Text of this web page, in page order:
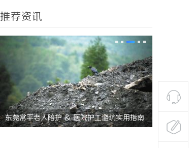
推荐资讯
东莞常平老人陪护 & 医院护工避坑实用指南 商标转让